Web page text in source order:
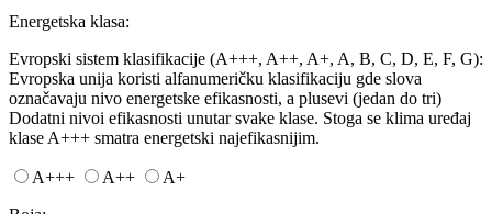
Energetska klasa:
Evropski sistem klasifikacije (A+++, A++, A+, A, B, C, D, E, F, G):
Evropska unija koristi alfanumeričku klasifikaciju gde slova
označavaju nivo energetske efikasnosti, a plusevi (jedan do tri)
Dodatni nivoi efikasnosti unutar svake klase. Stoga se klima uređaj
klase A+++ smatra energetski najefikasnijim.
A+++ A++
A+